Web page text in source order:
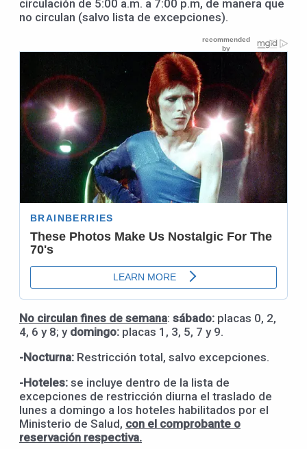
circulación de 5:00 a.m. a 7:00 p.m, de manera que
no circulan (salvo lista de excepciones).
No circulan fines de semana: sábado: placas 0, 2,
4, 6 y 8; y domingo: placas 1, 3, 5, 7 y 9.
-Nocturna: Restricción total, salvo excepciones.
-Hoteles: se incluye dentro de la lista de
excepciones de restricción diurna el traslado de
lunes a domingo a los hoteles habilitados por el
Ministerio de Salud, con el comprobante o
reservación respectiva.